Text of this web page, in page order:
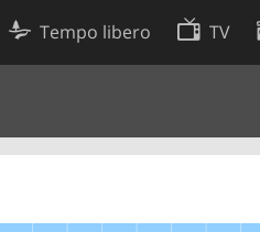
Tempo libero TV
Preferenze cookie